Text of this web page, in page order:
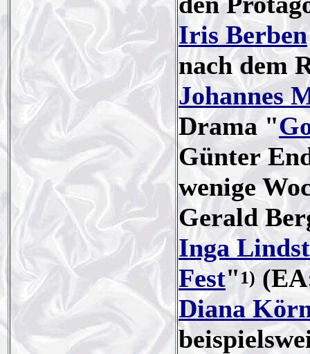
Iris Berben
nach dem
Johannes
Drama "
Günter
wenige
Gerald
Inga
Fest" 1)
Diana